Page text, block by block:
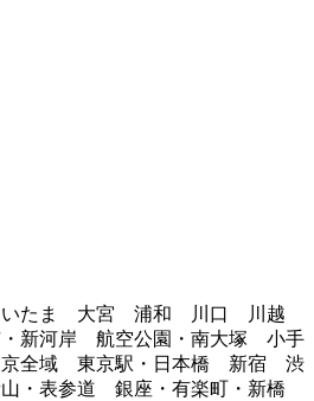
いたま 大宮 浦和 川口 川越
新河岸 航空公園・南大塚 小手
全域 東京駅・日本橋 新宿 渋
・表参道 銀座・有楽町・新橋